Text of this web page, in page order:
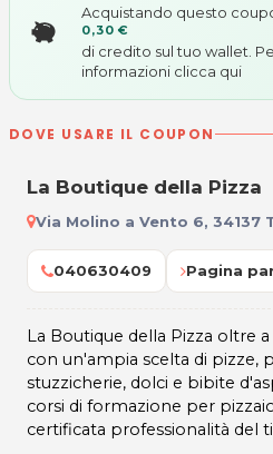
Acquistando questo
0,30 €
di credito sul tuo wallet.
informazioni clicca qui
DOVE USARE IL COUPON
La Boutique della Pizza
Via Molino a Vento 6, 34137
040630409 Pagina
La Boutique della Pizza oltre
con un'ampia scelta di pizze,
stuzzicherie, dolci e bibite
corsi di formazione per
certificata professionalità del